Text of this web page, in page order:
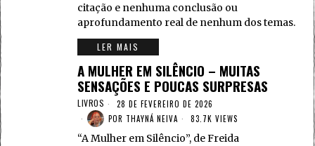
citação e nenhuma conclusão ou
aprofundamento real de nenhum dos temas.
LER MAIS
A MULHER EM SILÊNCIO – MUITAS
SENSAÇÕES E POUCAS SURPRESAS
LIVROS
28 DE FEVEREIRO DE 2026
POR THAYNÁ NEIVA 83.7K VIEWS
“A Mulher em Silêncio”, de Freida